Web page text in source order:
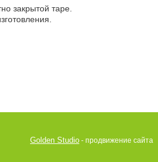
закрытой таре.
Golden Studio - продвижение сайта